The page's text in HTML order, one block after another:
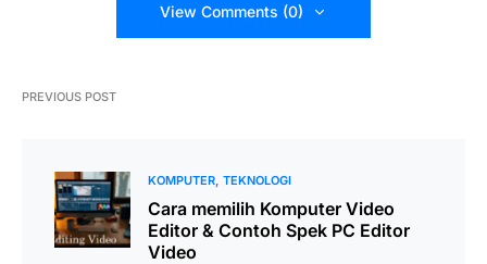
View Comments (0)
PREVIOUS POST
KOMPUTER TEKNOLOGI
Cara memilih Komputer Video
Editor & Contoh Spek PC Editor
Video